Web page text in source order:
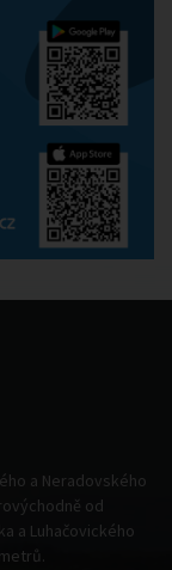
a Neradovského
od
a Luhačovického